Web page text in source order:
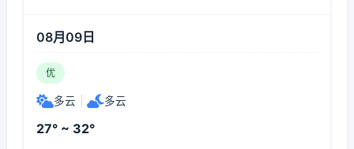
08月09日
优
多云 多云
27° ~ 32°